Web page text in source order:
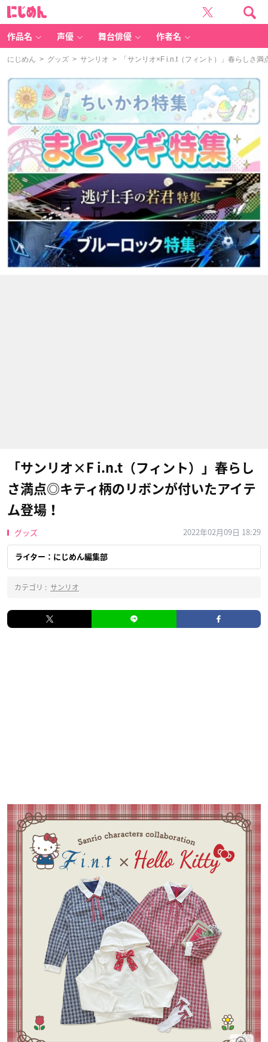
作品名 声優 舞台俳優 作者名
にじめん > グッズ > サンリオ > 「サンリオ×F i.n.t（フィント）」春らしさ
「サンリオ×F i.n.t（フィント）」春らし
さ満点◎キティ柄のリボンが付いたアイテ
ム登場！
グッズ 2022年02月09日 18:29
ライター：にじめん編集部
カテゴリ : サンリオ